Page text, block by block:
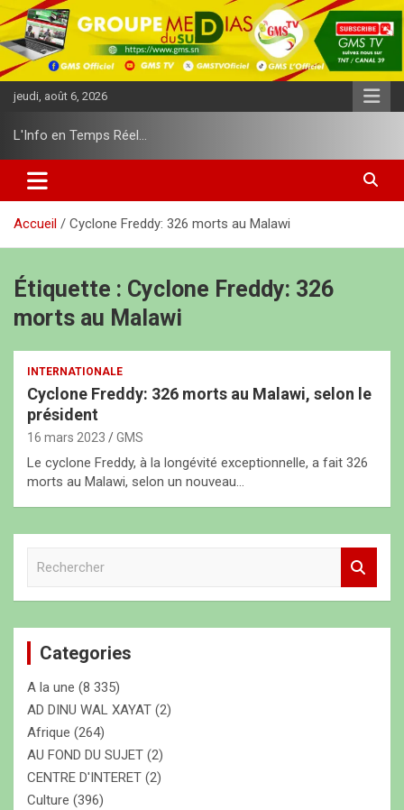
l
l
e
r
o
t
jeudi, août 6, 2026
L'Info en Temps Réel…
Accueil Cyclone Freddy: 326 morts au Malawi
Étiquette : Cyclone Freddy: 326
morts au Malawi
INTERNATIONALE
Cyclone Freddy: 326 morts au Malawi, selon le
président
16 mars 2023 GMS
Le cyclone Freddy, à la longévité exceptionnelle, a fait 326
morts au Malawi, selon un nouveau…
e
h
e
r
Categories
A la une (8 335)
AD DINU WAL XAYAT (2)
Afrique (264)
AU FOND DU SUJET (2)
CENTRE D'INTERET (2)
Culture (396)